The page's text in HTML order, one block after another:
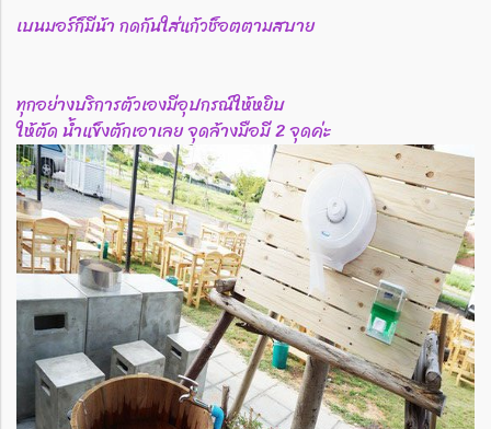
เบนมอร์ก็มีน้า กดกันใส่แก้วช็อตตามสบาย
ทุกอย่างบริการตัวเองมีอุปกรณ์ให้หยิบ
ให้ตัด น้ำแข็งตักเอาเลย จุดล้างมือมี 2 จุดค่ะ